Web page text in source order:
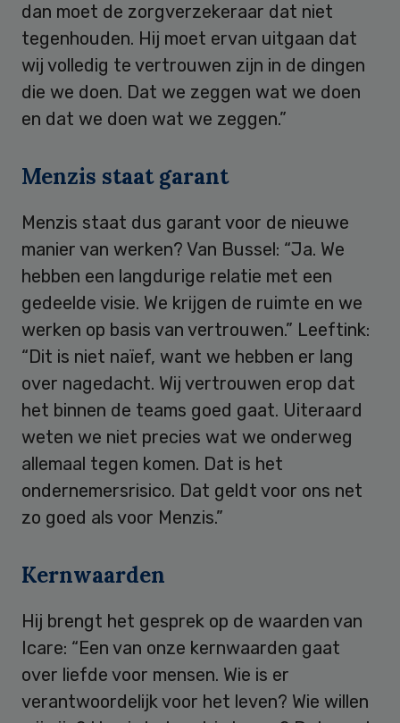
dan moet de zorgverzekeraar dat niet
tegenhouden. Hij moet ervan uitgaan dat
wij volledig te vertrouwen zijn in de dingen
die we doen. Dat we zeggen wat we doen
en dat we doen wat we zeggen.”
Menzis staat garant
Menzis staat dus garant voor de nieuwe
manier van werken? Van Bussel: “Ja. We
hebben een langdurige relatie met een
gedeelde visie. We krijgen de ruimte en we
werken op basis van vertrouwen.” Leeftink:
“Dit is niet naïef, want we hebben er lang
over nagedacht. Wij vertrouwen erop dat
het binnen de teams goed gaat. Uiteraard
weten we niet precies wat we onderweg
allemaal tegen komen. Dat is het
ondernemersrisico. Dat geldt voor ons net
zo goed als voor Menzis.”
Kernwaarden
Hij brengt het gesprek op de waarden van
Icare: “Een van onze kernwaarden gaat
over liefde voor mensen. Wie is er
verantwoordelijk voor het leven? Wie willen